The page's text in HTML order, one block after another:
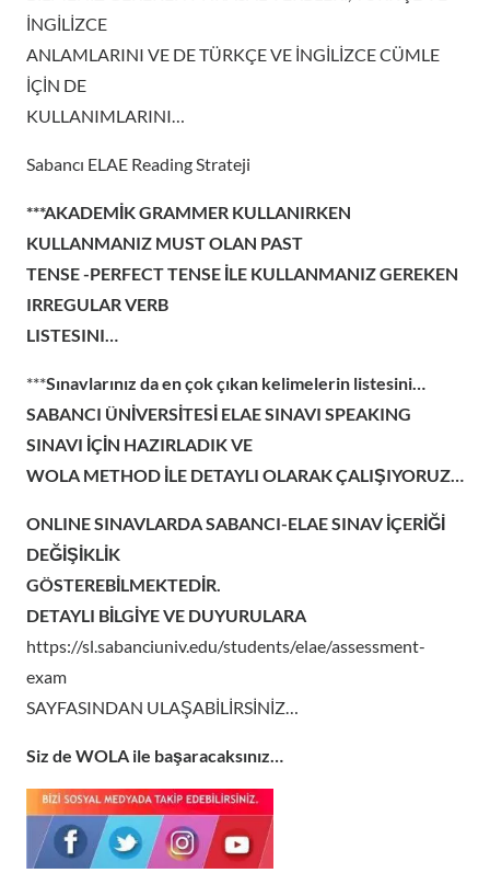
İNGİLİZCE
ANLAMLARINI VE DE TÜRKÇE VE İNGİLİZCE CÜMLE
İÇİN DE
KULLANIMLARINI…
Sabancı ELAE Reading Strateji
***AKADEMİK GRAMMER KULLANIRKEN
KULLANMANIZ MUST OLAN PAST
TENSE -PERFECT TENSE İLE KULLANMANIZ GEREKEN
IRREGULAR VERB
LISTESINI…
***Sınavlarınız da en çok çıkan kelimelerin listesini…
SABANCI ÜNİVERSİTESİ ELAE SINAVI SPEAKING
SINAVI İÇİN HAZIRLADIK VE
WOLA METHOD İLE DETAYLI OLARAK ÇALIŞIYORUZ…
ONLINE SINAVLARDA SABANCI-ELAE SINAV İÇERİĞİ
DEĞİŞİKLİK
GÖSTEREBİLMEKTEDİR.
DETAYLI BİLGİYE VE DUYURULARA
https://sl.sabanciuniv.edu/students/elae/assessment-
exam
SAYFASINDAN ULAŞABİLİRSİNİZ…
Siz de WOLA ile başaracaksınız…